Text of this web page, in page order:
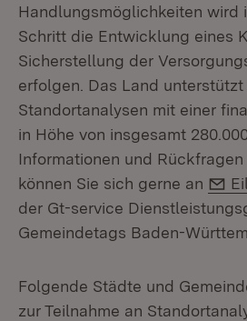
Handlungsmöglichkeiten wird
Schritt die Entwicklung eines
Sicherstellung der
erfolgen. Das Land unterstützt
Standortanalysen mit einer
in Höhe von insgesamt
Informationen und Rückfragen
können Sie sich gerne an
der Gt-service
Gemeindetags Baden-
Folgende Städte und
zur Teilnahme an